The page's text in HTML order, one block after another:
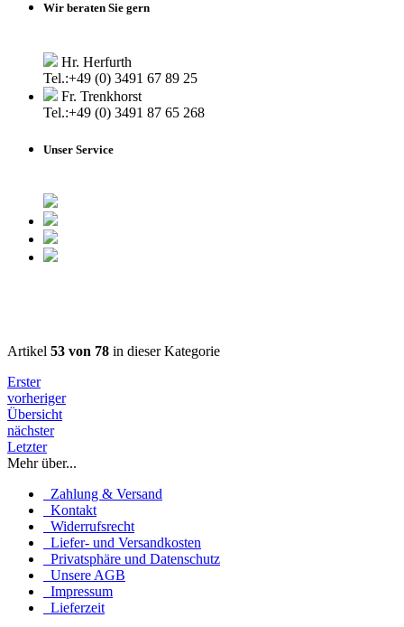
Wir beraten Sie gern
Hr. Herfurth
Tel.:+49 (0) 3491 67 89 25
Fr. Trenkhorst
Tel.:+49 (0) 3491 87 65 268
Unser Service
Artikel 53 von 78 in dieser Kategorie
Erster
vorheriger
Übersicht
nächster
Letzter
Mehr über...
Zahlung & Versand
Kontakt
Widerrufsrecht
Liefer- und Versandkosten
Privatsphäre und Datenschutz
Unsere AGB
Impressum
Lieferzeit